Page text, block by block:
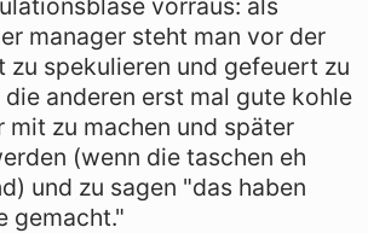
manager steht man vor der
zu spekulieren und gefeuert zu
anderen erst mal gute kohle
mit zu machen und später
(wenn die taschen eh
und zu sagen "das haben
gemacht."